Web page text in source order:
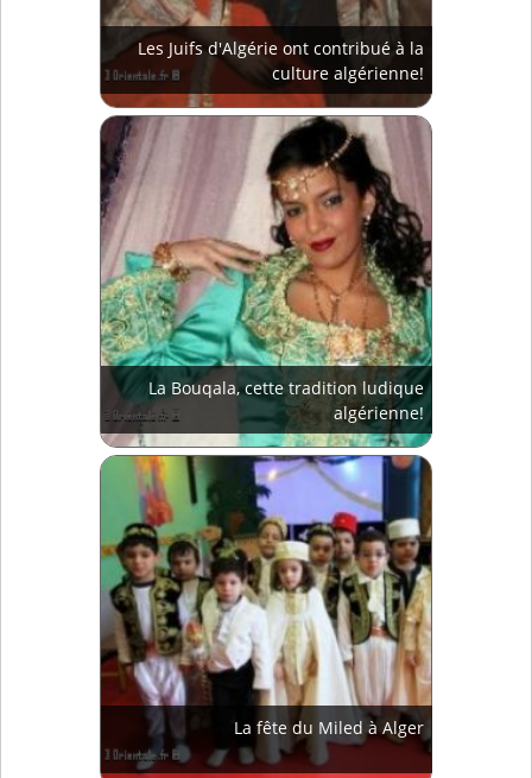
Les Juifs d'Algérie ont contribué à la
culture algérienne!
La Bouqala, cette tradition ludique
algérienne!
La fête du Miled à Alger